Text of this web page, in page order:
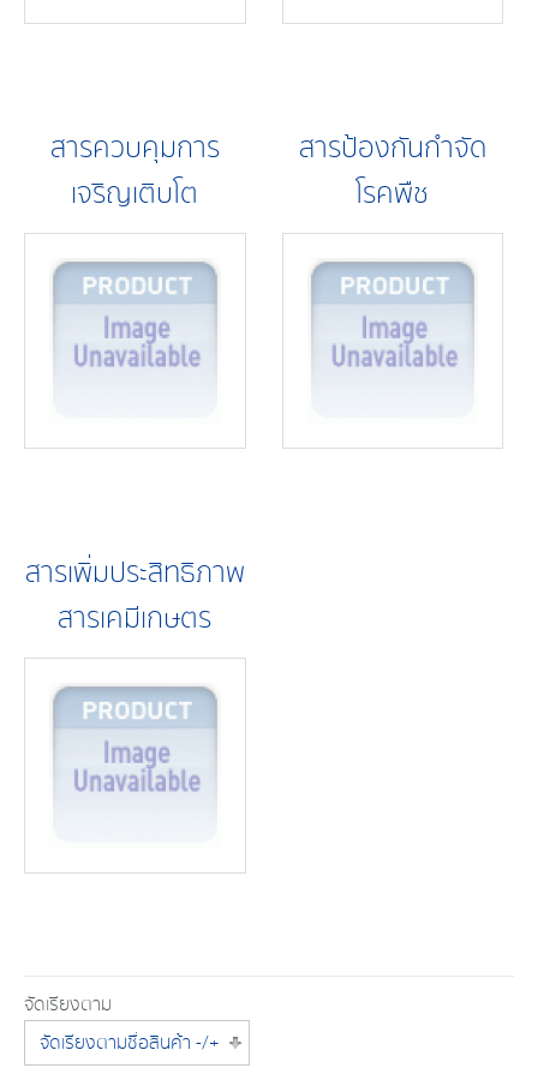
สารควบคุมการ
เจริญเติบโต
สารป้องกันกำจัด
โรคพืช
สารเพิ่มประสิทธิภาพ
สารเคมีเกษตร
จัดเรียงตาม
จัดเรียงตามชื่อสินค้า -/+